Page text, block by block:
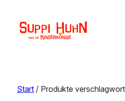
Start/ Produkte